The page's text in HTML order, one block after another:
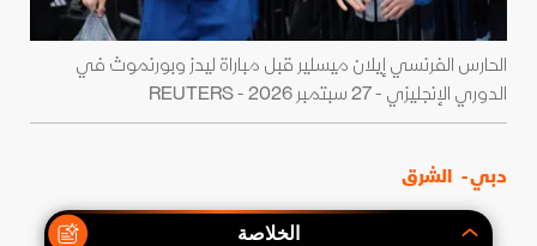
الحارس الفرنسي إيلان ميسلير قبل مباراة ليدز وبورنموث في
الدوري الإنجليزي - 27 سبتمبر 2026 - REUTERS
دبي - الشرق
الخلاصة